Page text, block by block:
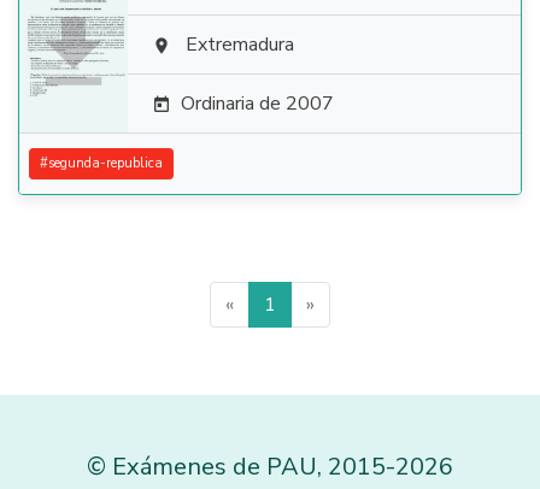
  Extremadura
 Ordinaria de 2007
#segunda-republica
« 1 »
© Exámenes de PAU, 2015-2026